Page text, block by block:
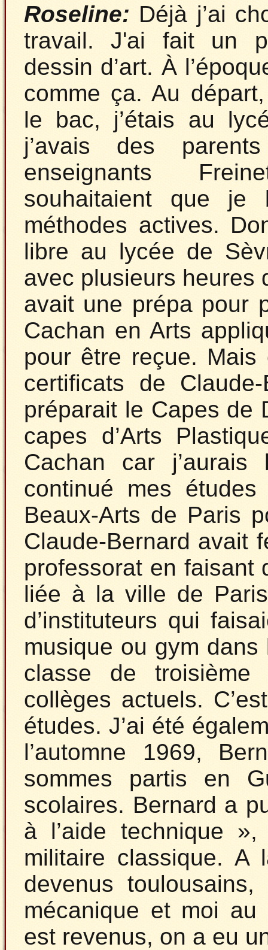
Roseline: Déjà j’ai
travail. J'ai fait un
dessin d’art. À
comme ça. Au
le bac, j’étais au
j’avais des
enseignants
souhaitaient que je
méthodes actives.
libre au lycée de
avec plusieurs heures
avait une prépa pour
Cachan en Arts
pour être reçue. Mais
certificats de
préparait le Capes de
capes d’Arts
Cachan car j’aurais
continué mes
Beaux-Arts de Paris
Claude-Bernard avait
professorat en faisant
liée à la ville de
d’instituteurs qui
musique ou gym dans
classe de
collèges actuels.
études. J’ai été
l’automne 1969,
sommes partis en
scolaires. Bernard a
à l’aide technique
militaire classique. A
devenus
mécanique et moi
est revenus, on a eu